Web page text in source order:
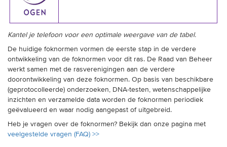
Kantel je telefoon voor een optimale weergave van de tabel.
De huidige foknormen vormen de eerste stap in de verdere
ontwikkeling van de foknormen voor dit ras. De Raad van Beheer
werkt samen met de rasverenigingen aan de verdere
doorontwikkeling van deze foknormen. Op basis van beschikbare
(geprotocolleerde) onderzoeken, DNA-testen, wetenschappelijke
inzichten en verzamelde data worden de foknormen periodiek
geëvalueerd en waar nodig aangepast of uitgebreid.
Heb je vragen over de foknormen? Bekijk dan onze pagina met
veelgestelde vragen (FAQ) >>